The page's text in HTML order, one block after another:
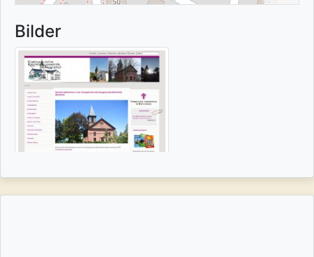
Bilder